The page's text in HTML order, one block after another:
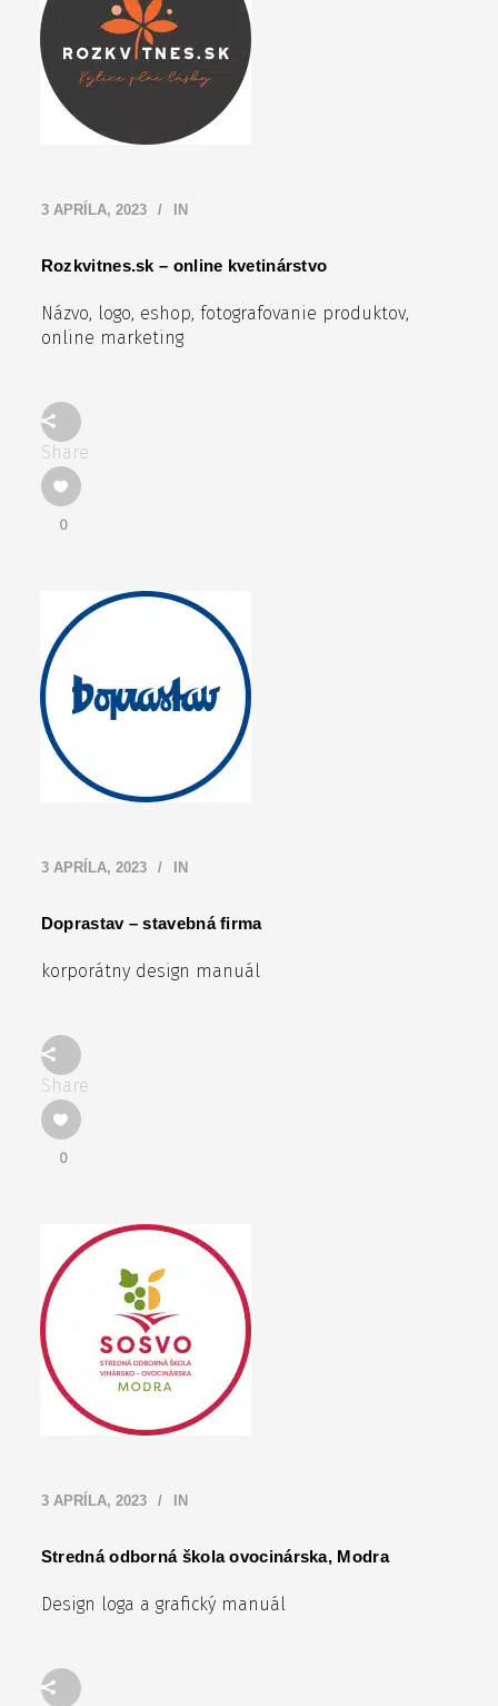
3 APRÍLA, 2023 IN
Rozkvitnes.sk – online kvetinárstvo
Názvo, logo, eshop, fotografovanie produktov,
online marketing
Share
0
3 APRÍLA, 2023 IN
Doprastav – stavebná firma
korporátny design manuál
Share
0
3 APRÍLA, 2023 IN
Stredná odborná škola ovocinárska, Modra
Design loga a grafický manuál